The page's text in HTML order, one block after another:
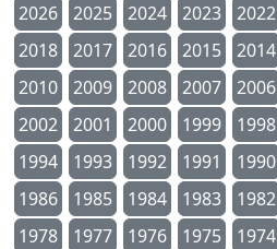
2026
2025 2024 2023 2022
2018
2017 2016 2015 2014
2010
2009 2008 2007 2006
2002
2001 2000 1999 1998
1994
1993 1992 1991 1990
1986
1985 1984 1983 1982
1978
1977 1976 1975
1974